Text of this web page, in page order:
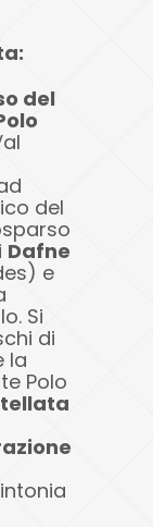
del
del
Dafne
e
Si
di
la
Polo